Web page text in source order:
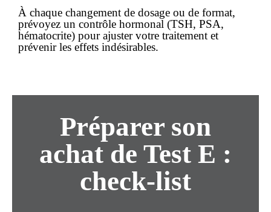
À chaque changement de dosage ou de format,
prévoyez un contrôle hormonal (TSH, PSA,
hématocrite) pour ajuster votre traitement et
prévenir les effets indésirables.
Préparer son
achat de Test E :
check-list